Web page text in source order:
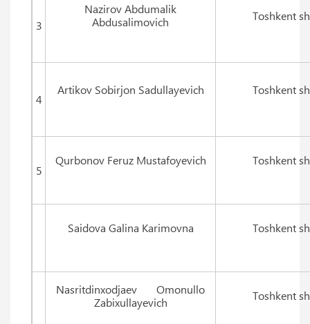
3
Nazirov Abdumalik
Abdusalimovich
Toshkent
4
Artikov Sobirjon Sadullayevich Toshkent
5
Qurbonov Feruz Mustafoyevich Toshkent
Saidova Galina Karimovna Toshkent
Nasritdinxodjaev Omonullo
Zabixullayevich
Toshkent